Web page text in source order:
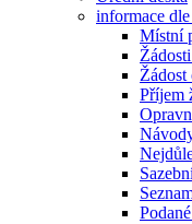
informace dle
Místní
Žádost
Příjem